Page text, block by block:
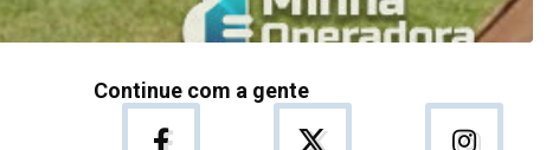
Continue com a gente